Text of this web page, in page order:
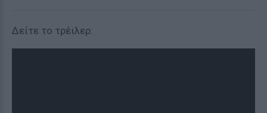
Δείτε το τρέιλερ: